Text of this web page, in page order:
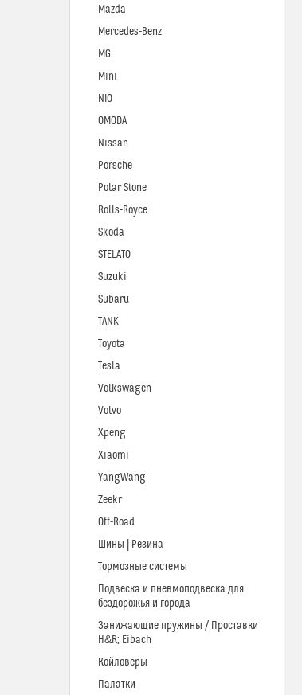
Mazda
Mercedes-Benz
MG
Mini
NIO
OMODA
Nissan
Porsche
Polar Stone
Rolls-Royce
Skoda
STELATO
Suzuki
Subaru
TANK
Toyota
Tesla
Volkswagen
Volvo
Xpeng
Xiaomi
YangWang
Zeekr
Off-Road
Шины | Резина
Тормозные системы
Подвеска и пневмоподвеска для
бездорожья и города
Занижающие пружины / Проставки
H&R; Eibach
Койловеры
Палатки